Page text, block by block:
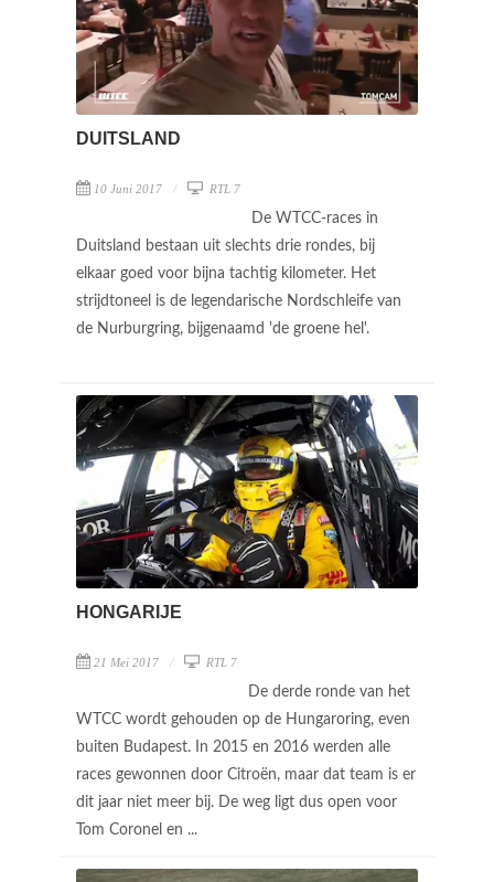
DUITSLAND
10 Juni 2017 RTL 7
De WTCC-races in
Duitsland bestaan uit slechts drie rondes, bij
elkaar goed voor bijna tachtig kilometer. Het
strijdtoneel is de legendarische Nordschleife van
de Nurburgring, bijgenaamd 'de groene hel'.
HONGARIJE
21 Mei 2017 RTL 7
De derde ronde van het
WTCC wordt gehouden op de Hungaroring, even
buiten Budapest. In 2015 en 2016 werden alle
races gewonnen door Citroën, maar dat team is er
dit jaar niet meer bij. De weg ligt dus open voor
Tom Coronel en ...